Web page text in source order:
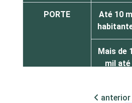
PORTE
Até 10
Mais de
mil até
anterior